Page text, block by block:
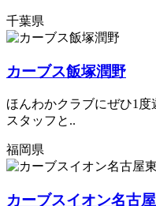
千葉県
カーブス飯塚潤野
ほんわかクラブにぜひ1
スタッフと..
福岡県
カーブスイオン名古